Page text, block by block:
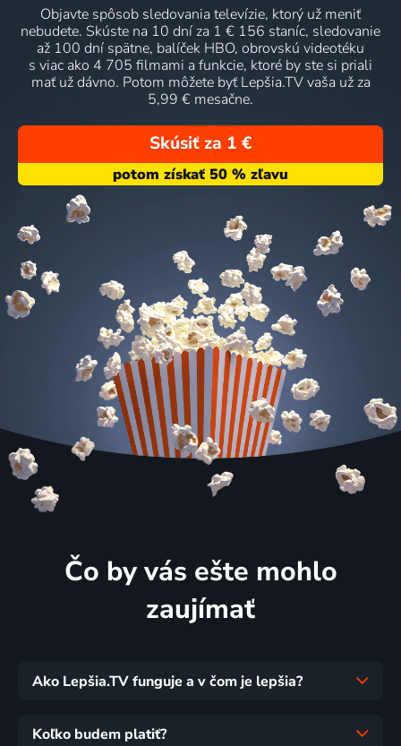
Objavte spôsob sledovania televízie, ktorý už meniť
nebudete. Skúste na 10 dní za 1 € 156 staníc, sledovanie
až 100 dní spätne, balíček HBO, obrovskú videotéku
s viac ako 4 705 filmami a funkcie, ktoré by ste si priali
mať už dávno. Potom môžete byť Lepšia.TV vaša už za
5,99 € mesačne.
Skúsiť za 1 €
Čo by vás ešte mohlo
zaujímať
Ako Lepšia.TV funguje a v čom je lepšia?
Koľko budem platiť?